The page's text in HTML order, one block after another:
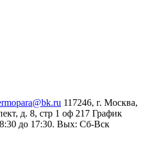
117246, г. Москва,
д. 8, стр 1 оф 217 График
до 17:30. Вых: Сб‑Вск